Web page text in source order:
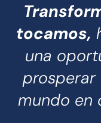
tocamos,
una
prosperar
mundo en